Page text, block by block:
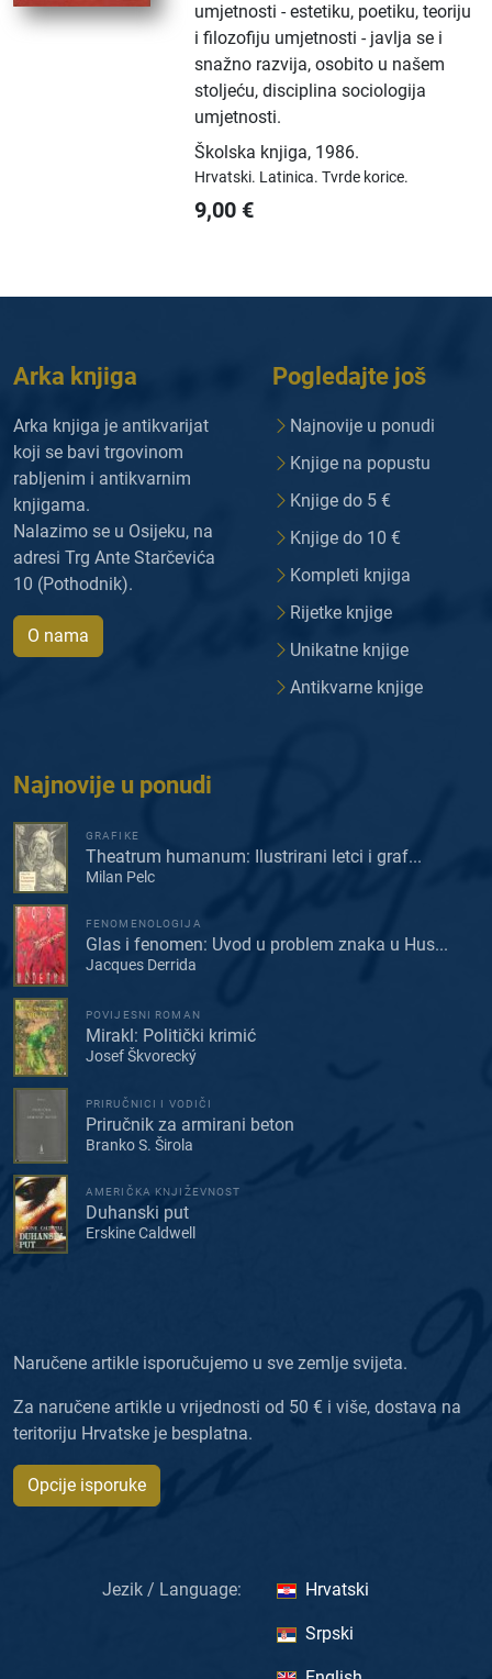
umjetnosti - estetiku, poetiku, teoriju
i filozofiju umjetnosti - javlja se i
snažno razvija, osobito u našem
stoljeću, disciplina sociologija
umjetnosti.
Školska knjiga, 1986.
Hrvatski. Latinica.Tvrde korice.
9,00 €
Arka knjiga
Arka knjiga je antikvarijat
koji se bavi trgovinom
rabljenim i antikvarnim
knjigama.
Nalazimo se u Osijeku, na
adresi Trg Ante Starčevića
10 (Pothodnik).
O nama
Pogledajte još
Najnovije u ponudi
Knjige na popustu
Knjige do 5 €
Knjige do 10 €
Kompleti knjiga
Rijetke knjige
Unikatne knjige
Antikvarne knjige
Najnovije u ponudi
GRAFIKE
Theatrum humanum: Ilustrirani letci i graf...
Milan Pelc
FENOMENOLOGIJA
Glas i fenomen: Uvod u problem znaka u Hus...
Jacques Derrida
POVIJESNI ROMAN
Mirakl: Politički krimić
Josef Škvorecký
PRIRUČNICI I VODIČI
Priručnik za armirani beton
Branko S. Širola
AMERIČKA KNJIŽEVNOST
Duhanski put
Erskine Caldwell
Naručene artikle isporučujemo u sve zemlje svijeta.
Za naručene artikle u vrijednosti od 50 € i više, dostava na
teritoriju Hrvatske je besplatna.
Opcije isporuke
Jezik / Language: Hrvatski
Srpski